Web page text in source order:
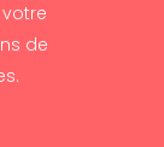
de